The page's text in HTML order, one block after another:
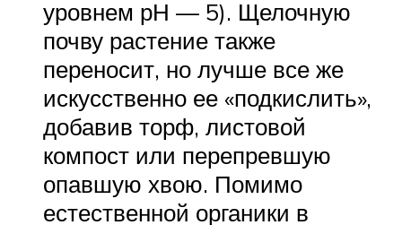
уровнем рН — 5). Щелочную
почву растение также
переносит, но лучше все же
искусственно ее «подкислить»,
добавив торф, листовой
компост или перепревшую
опавшую хвою. Помимо
естественной органики в